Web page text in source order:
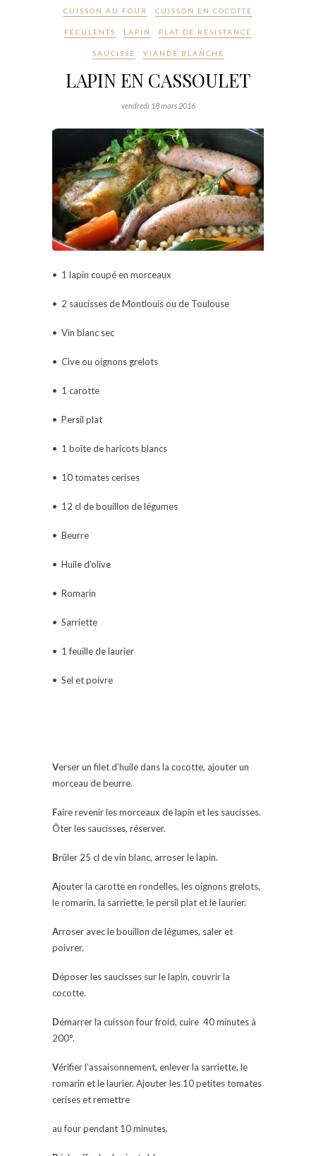
CUISSON AU FOUR CUISSON EN COCOTTE
FÉCULENTS LAPIN PLAT DE RÉSISTANCE
SAUCISSE VIANDE BLANCHE
LAPIN EN CASSOULET
vendredi 18 mars 2016
• 1 lapin coupé en morceaux
• 2 saucisses de Montlouis ou de Toulouse
• Vin blanc sec
• Cive ou oignons grelots
• 1 carotte
• Persil plat
• 1 boîte de haricots blancs
• 10 tomates cerises
• 12 cl de bouillon de légumes
• Beurre
• Huile d’olive
• Romarin
• Sarriette
• 1 feuille de laurier
• Sel et poivre
Verser un filet d’huile dans la cocotte, ajouter un
morceau de beurre.
Faire revenir les morceaux de lapin et les saucisses.
Ôter les saucisses, réserver.
Brûler 25 cl de vin blanc, arroser le lapin.
Ajouter la carotte en rondelles, les oignons grelots,
le romarin, la sarriette, le persil plat et le laurier.
Arroser avec le bouillon de légumes, saler et
poivrer.
Déposer les saucisses sur le lapin, couvrir la
cocotte.
Démarrer la cuisson four froid, cuire 40 minutes à
200°.
Vérifier l’assaisonnement, enlever la sarriette, le
romarin et le laurier. Ajouter les 10 petites tomates
cerises et remettre
au four pendant 10 minutes.